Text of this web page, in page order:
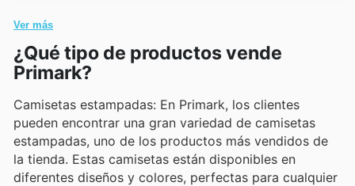
Vestidos florales: Los vestidos florales son perfectos
para cualquier ocasión, desde un día casual en la
ciudad hasta una noche en la ciudad. Son versátiles y
están en tendencia.
Sudaderas con capucha: Las sudaderas con capucha
son una prenda básica para cualquier guardarropa.
Son cómodas, informales y perfectas para cualquier
ocasión.
Ver más
¿Qué tipo de productos vende
Primark?
Camisetas estampadas: En Primark, los clientes
pueden encontrar una gran variedad de camisetas
estampadas, uno de los productos más vendidos de
la tienda. Estas camisetas están disponibles en
diferentes diseños y colores, perfectas para cualquier